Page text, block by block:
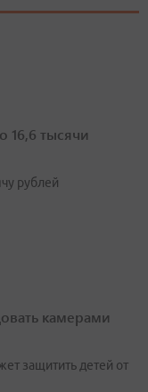
16,6 тысячи
рублей
камерами
защитить детей от